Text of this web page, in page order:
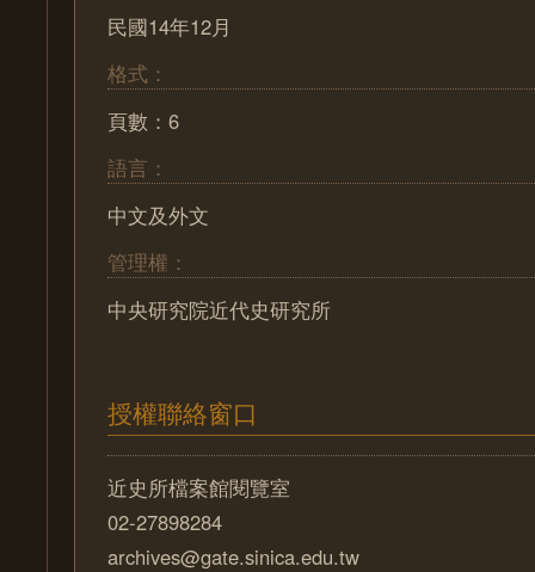
民國14年12月
格式：
頁數：6
語言：
中文及外文
管理權：
中央研究院近代史研究所
授權聯絡窗口
近史所檔案館閱覽室
02-27898284
archives@gate.sinica.edu.tw